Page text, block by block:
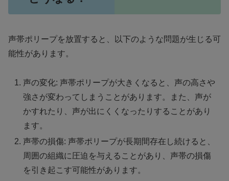
声帯ポリープを放置すると、以下のような問題が生じる可
能性があります。
声の変化: 声帯ポリープが大きくなると、声の高さや
強さが変わってしまうことがあります。また、声が
かすれたり、声が出にくくなったりすることがあり
ます。
声帯の損傷: 声帯ポリープが長期間存在し続けると、
周囲の組織に圧迫を与えることがあり、声帯の損傷
を引き起こす可能性があります。